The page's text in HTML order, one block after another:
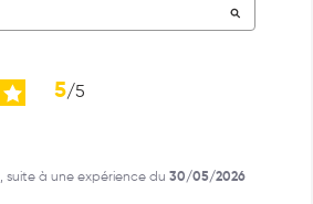
5/5
, suite à une expérience du 30/05/2026